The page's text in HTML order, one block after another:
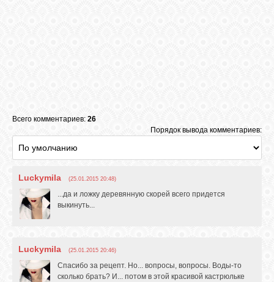
Всего комментариев: 26
Порядок вывода комментариев:
Luckymila (25.01.2015 20:48)
...да и ложку деревянную скорей всего придется
выкинуть...
Luckymila (25.01.2015 20:46)
Спасибо за рецепт. Но... вопросы, вопросы. Воды-то
сколько брать? И... потом в этой красивой кастрюльке